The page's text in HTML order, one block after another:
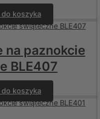
koszyka
na paznokcie
BLE407
koszyka